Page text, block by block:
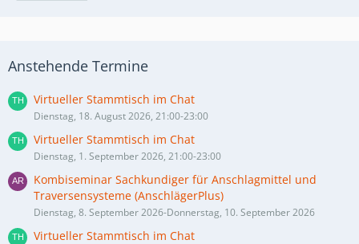
Anstehende Termine
Virtueller Stammtisch im Chat
Dienstag, 18. August 2026, 21:00-23:00
Virtueller Stammtisch im Chat
Dienstag, 1. September 2026, 21:00-23:00
Kombiseminar Sachkundiger für Anschlagmittel und
Traversensysteme (AnschlägerPlus)
Dienstag, 8. September 2026-Donnerstag, 10. September 2026
Virtueller Stammtisch im Chat